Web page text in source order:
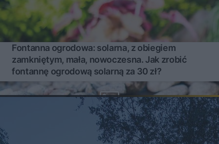
Fontanna ogrodowa: solarna, z obiegiem
zamkniętym, mała, nowoczesna. Jak zrobić
fontannę ogrodową solarną za 30 zł?